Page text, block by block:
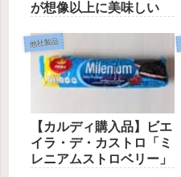
が想像以上に美味しい
他社製品
【カルディ購入品】ビエ
イラ・デ・カストロ「ミ
レニアムストロベリー」